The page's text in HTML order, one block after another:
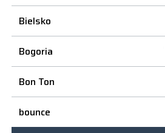
Bielsko
Bogoria
Bon Ton
bounce